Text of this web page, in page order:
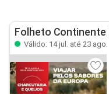
Folheto Continente
Válido: 14 jul. até 23 ago.